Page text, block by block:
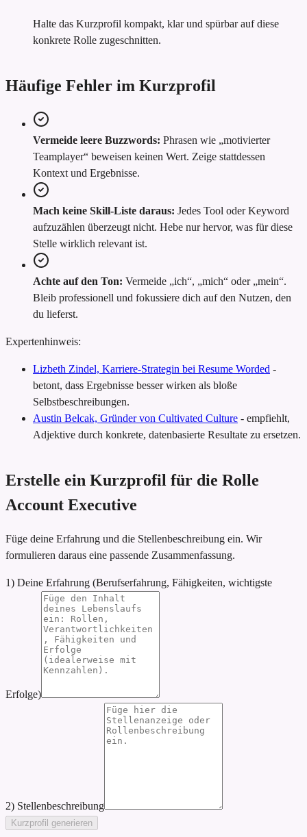
Halte das Kurzprofil kompakt, klar und spürbar auf diese
konkrete Rolle zugeschnitten.
Häufige Fehler im Kurzprofil
Vermeide leere Buzzwords: Phrasen wie „motivierter
Teamplayer“ beweisen keinen Wert. Zeige stattdessen
Kontext und Ergebnisse.
Mach keine Skill-Liste daraus: Jedes Tool oder Keyword
aufzuzählen überzeugt nicht. Hebe nur hervor, was für diese
Stelle wirklich relevant ist.
Achte auf den Ton: Vermeide „ich“, „mich“ oder „mein“.
Bleib professionell und fokussiere dich auf den Nutzen, den
du lieferst.
Expertenhinweis:
Lizbeth Zindel, Karriere-Strategin bei Resume Worded -
betont, dass Ergebnisse besser wirken als bloße
Selbstbeschreibungen.
Austin Belcak, Gründer von Cultivated Culture - empfiehlt,
Adjektive durch konkrete, datenbasierte Resultate zu ersetzen.
Erstelle ein Kurzprofil für die Rolle
Account Executive
Füge deine Erfahrung und die Stellenbeschreibung ein. Wir
formulieren daraus eine passende Zusammenfassung.
1) Deine Erfahrung (Berufserfahrung, Fähigkeiten, wichtigste
Erfolge)
2) Stellenbeschreibung
Kurzprofil generieren